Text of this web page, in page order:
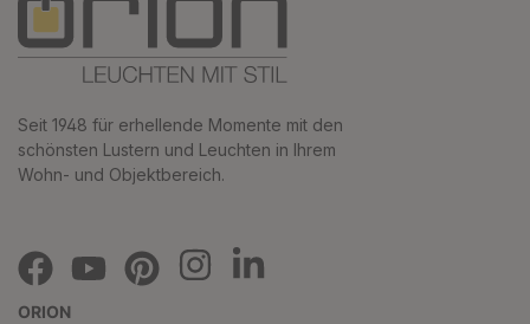
Seit 1948 für erhellende Momente mit den
schönsten Lustern und Leuchten in Ihrem
Wohn- und Objektbereich.
ORION